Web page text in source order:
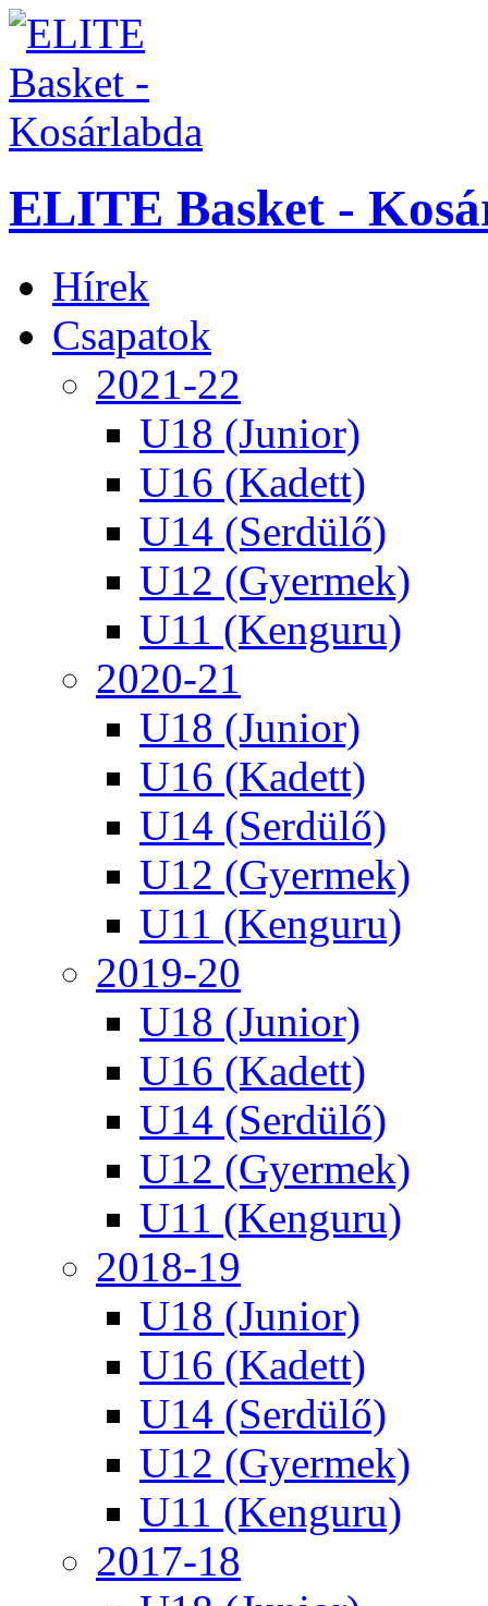
ELITE Basket -
Hírek
Csapatok
2021-22
U18 (Junior)
U16 (Kadett)
U14 (Serdülő)
U12 (Gyermek)
U11 (Kenguru)
2020-21
U18 (Junior)
U16 (Kadett)
U14 (Serdülő)
U12 (Gyermek)
U11 (Kenguru)
2019-20
U18 (Junior)
U16 (Kadett)
U14 (Serdülő)
U12 (Gyermek)
U11 (Kenguru)
2018-19
U18 (Junior)
U16 (Kadett)
U14 (Serdülő)
U12 (Gyermek)
U11 (Kenguru)
2017-18